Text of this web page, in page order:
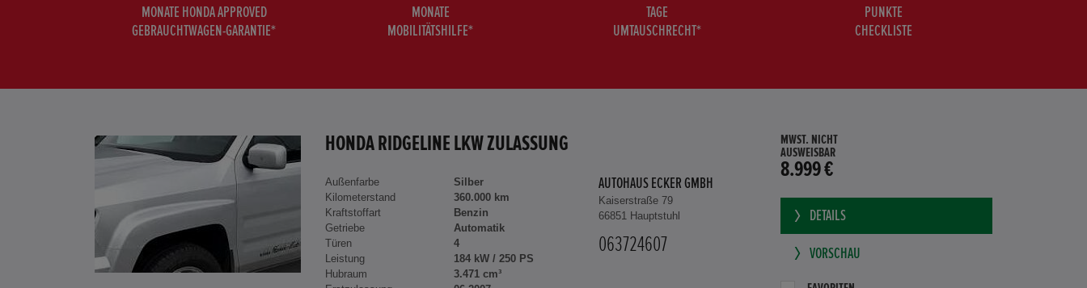
MONATE HONDA APPROVED
GEBRAUCHTWAGEN-GARANTIE*
MONATE
MOBILITÄTSHILFE*
TAGE
UMTAUSCHRECHT*
PUNKTE
CHECKLISTE
HONDA RIDGELINE LKW ZULASSUNG
Außenfarbe
Silber
Kilometerstand
360.000 km
Kraftstoffart
Benzin
Getriebe
Automatik
Türen
4
Leistung
184 kW / 250 PS
Hubraum
3.471 cm³
AUTOHAUS ECKER GMBH
Kaiserstraße 79
66851 Hauptstuhl
063724607
MWST. NICHT
AUSWEISBAR
8.999 €
DETAILS
VORSCHAU